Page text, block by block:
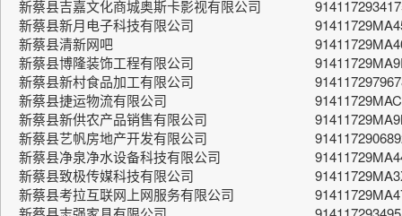
新蔡县吉嘉文化商城奥斯卡影视有限公司
新蔡县新月电子科技有限公司
新蔡县清新网吧
新蔡县博隆装饰工程有限公司
新蔡县新村食品加工有限公司
新蔡县捷运物流有限公司
新蔡县新供农产品销售有限公司
新蔡县艺帆房地产开发有限公司
新蔡县净泉净水设备科技有限公司
新蔡县致极传媒科技有限公司
新蔡县考拉互联网上网服务有限公司